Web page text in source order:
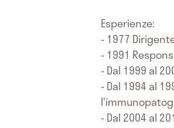
Esperienze:
- 1977
- 1991
- Dal 1999 al
- Dal 1994 al
- Dal 2004 al